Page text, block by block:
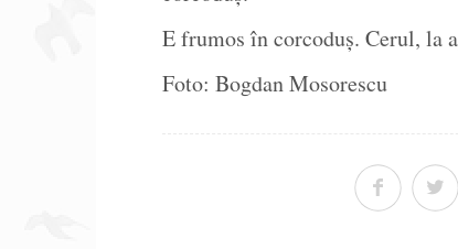
E frumos în corcoduș. Cerul, la
Foto: Bogdan Mosorescu